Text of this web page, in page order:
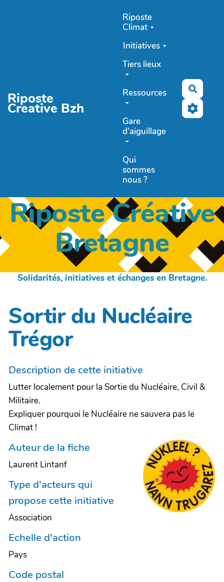
Riposte
Creative Bzh
Riposte
Climat
Initiatives
Tiers lieux
Ressources
Gare
d'aiguillage
Qui
sommes
nous ?
Riposte Créative
Bretagne
Solidarités, initiatives et échanges en Bretagne.
Sortir du Nucléaire
Trégor
Description de cette initiative
Lutter localement pour la Sortie du Nucléaire, Civil &
Militaire.
Expliquer pourquoi le Nucléaire ne sauvera pas le
Climat !
Auteur de la fiche
Laurent Lintanf
Type d'acteurs qui
propose cette initiative
Association
Echelle d'action
Pays
Code postal